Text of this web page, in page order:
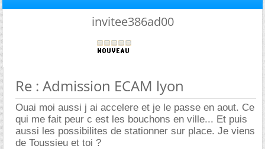
invitee386ad00
Re : Admission ECAM lyon
Ouai moi aussi j ai accelere et je le passe en aout. Ce
qui me fait peur c est les bouchons en ville... Et puis
aussi les possibilites de stationner sur place. Je viens
de Toussieu et toi ?